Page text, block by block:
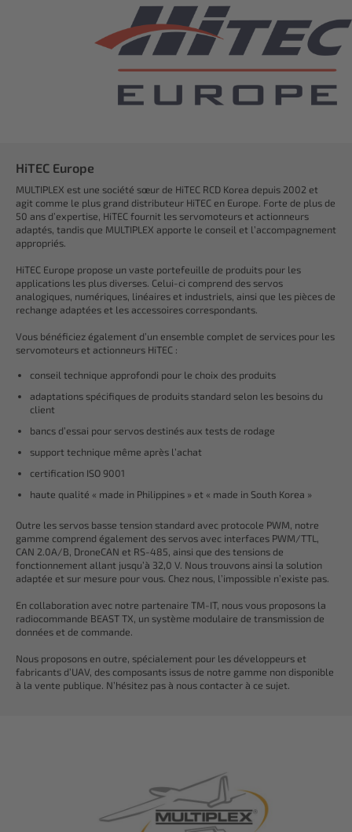
HiTEC Europe
MULTIPLEX est une société sœur de HiTEC RCD Korea depuis 2002 et
agit comme le plus grand distributeur HiTEC en Europe. Forte de plus de
50 ans d’expertise, HiTEC fournit les servomoteurs et actionneurs
adaptés, tandis que MULTIPLEX apporte le conseil et l’accompagnement
appropriés.
HiTEC Europe propose un vaste portefeuille de produits pour les
applications les plus diverses. Celui-ci comprend des servos
analogiques, numériques, linéaires et industriels, ainsi que les pièces de
rechange adaptées et les accessoires correspondants.
Vous bénéficiez également d’un ensemble complet de services pour les
servomoteurs et actionneurs HiTEC :
conseil technique approfondi pour le choix des produits
adaptations spécifiques de produits standard selon les besoins du
client
bancs d’essai pour servos destinés aux tests de rodage
support technique même après l’achat
certification ISO 9001
haute qualité « made in Philippines » et « made in South Korea »
Outre les servos basse tension standard avec protocole PWM, notre
gamme comprend également des servos avec interfaces PWM/TTL,
CAN 2.0A/B, DroneCAN et RS-485, ainsi que des tensions de
fonctionnement allant jusqu’à 32,0 V. Nous trouvons ainsi la solution
adaptée et sur mesure pour vous. Chez nous, l’impossible n’existe pas.
En collaboration avec notre partenaire TM-IT, nous vous proposons la
radiocommande BEAST TX, un système modulaire de transmission de
données et de commande.
Nous proposons en outre, spécialement pour les développeurs et
fabricants d’UAV, des composants issus de notre gamme non disponible
à la vente publique. N’hésitez pas à nous contacter à ce sujet.